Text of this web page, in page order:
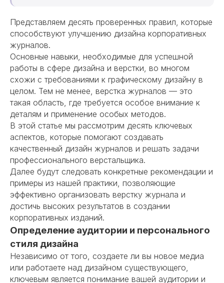
Представляем десять проверенных правил, которые
способствуют улучшению дизайна корпоративных
журналов.
Основные навыки, необходимые для успешной
работы в сфере дизайна и верстки, во многом
схожи с требованиями к графическому дизайну в
целом. Тем не менее, верстка журналов — это
такая область, где требуется особое внимание к
деталям и применение особых методов.
В этой статье мы рассмотрим десять ключевых
аспектов, которые помогают создавать
качественный дизайн журналов и решать задачи
профессионального верстальщика.
Далее будут следовать конкретные рекомендации и
примеры из нашей практики, позволяющие
эффективно организовать верстку журнала и
достичь высоких результатов в создании
корпоративных изданий.
Определение аудитории и персонального
стиля дизайна
Независимо от того, создаете ли вы новое медиа
или работаете над дизайном существующего,
ключевым является понимание вашей аудитории и